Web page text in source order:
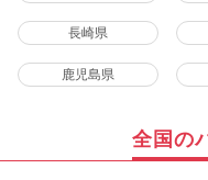
長崎県
鹿児島県
全国の